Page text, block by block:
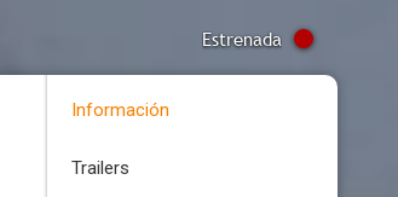
Estrenada
Información
Trailers